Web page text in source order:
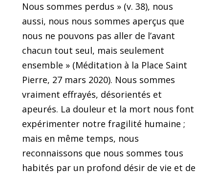
Nous sommes perdus » (v. 38), nous
aussi, nous nous sommes aperçus que
nous ne pouvons pas aller de l’avant
chacun tout seul, mais seulement
ensemble » (Méditation à la Place Saint
Pierre, 27 mars 2020). Nous sommes
vraiment effrayés, désorientés et
apeurés. La douleur et la mort nous font
expérimenter notre fragilité humaine ;
mais en même temps, nous
reconnaissons que nous sommes tous
habités par un profond désir de vie et de